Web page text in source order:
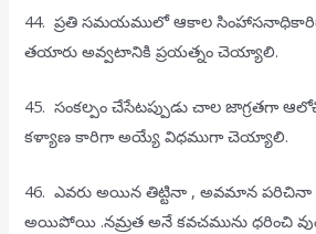
44. ప్రతి సమయములో ఆకాల
తయారు అవ్వటానికి ప్రయత్నం చెయ్యాలి.
45. సంకల్పం చేసేటప్పుడు చాల జాగ్రతగా
కళ్యాణ కారిగా అయ్యే విధముగా చెయ్యాలి.
46. ఎవరు అయిన తిట్టినా , అవమాన
అయిపోయి .నమ్రత అనే కవచమును ధరించి